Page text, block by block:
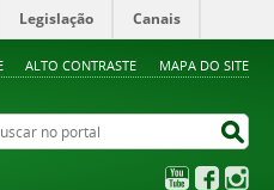
ALTO CONTRASTE MAPA DO SITE
Legislação Canais
no portal
YouTubeFacebook